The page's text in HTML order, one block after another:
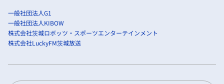
一般社団法人G1
一般社団法人KIBOW
株式会社茨城ロボッツ・スポーツエンターテインメント
株式会社LuckyFM茨城放送